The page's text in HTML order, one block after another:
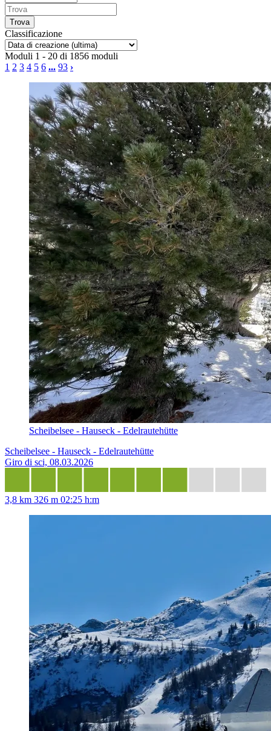
Classificazione
Moduli 1 - 20 di 1856 moduli
1 2 3 4 5 6 ... 93 ›
Scheibelsee - Hauseck - Edelrautehütte
Scheibelsee - Hauseck - Edelrautehütte
Giro di sci, 08.03.2026
3,8 km 326 m 02:25 h:m